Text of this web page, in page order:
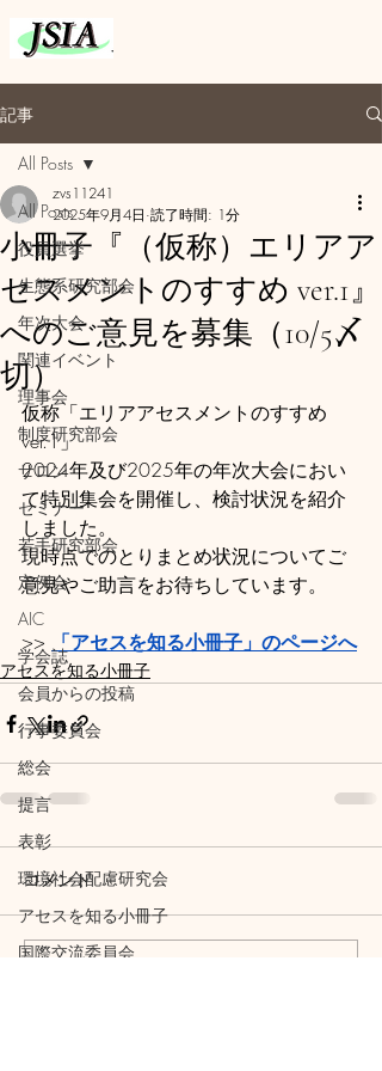
記事
All Posts
役員選挙
生態系研究部会
年次大会
関連イベント
理事会
制度研究部会
サロン
セミナー
若手研究部会
定例会
AIC
学会誌
会員からの投稿
行事委員会
総会
提言
表彰
環境社会配慮研究会
アセスを知る小冊子
国際交流委員会
All Posts
小冊子『（仮称）エリアア
セスメントのすすめ ver.1』
へのご意見を募集（10/5〆
切）
zvs11241
2025年9月4日 読了時間: 1分
仮称「エリアアセスメントのすすめ
ver.1」
2024年及び2025年の年次大会におい
て特別集会を開催し、検討状況を紹介
しました。
現時点でのとりまとめ状況についてご
意見やご助言をお待ちしています。
>> 「アセスを知る小冊子」のページへ
アセスを知る小冊子
コメント